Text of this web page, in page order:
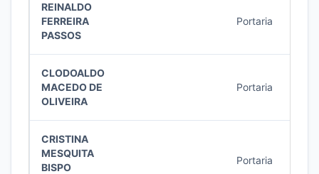
REINALDO
FERREIRA
PASSOS
Portaria
CLODOALDO
MACEDO DE
OLIVEIRA
Portaria
CRISTINA
MESQUITA
BISPO
Portaria